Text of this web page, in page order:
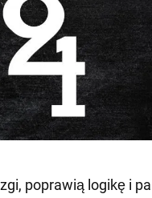
poprawią logikę i